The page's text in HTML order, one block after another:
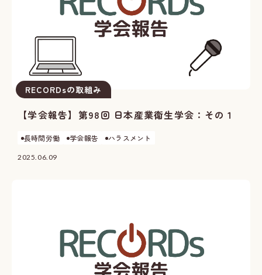
RECORDsの取組み
【学会報告】第98回 日本産業衛生学会：その１
長時間労働 学会報告 ハラスメント
2025.06.09